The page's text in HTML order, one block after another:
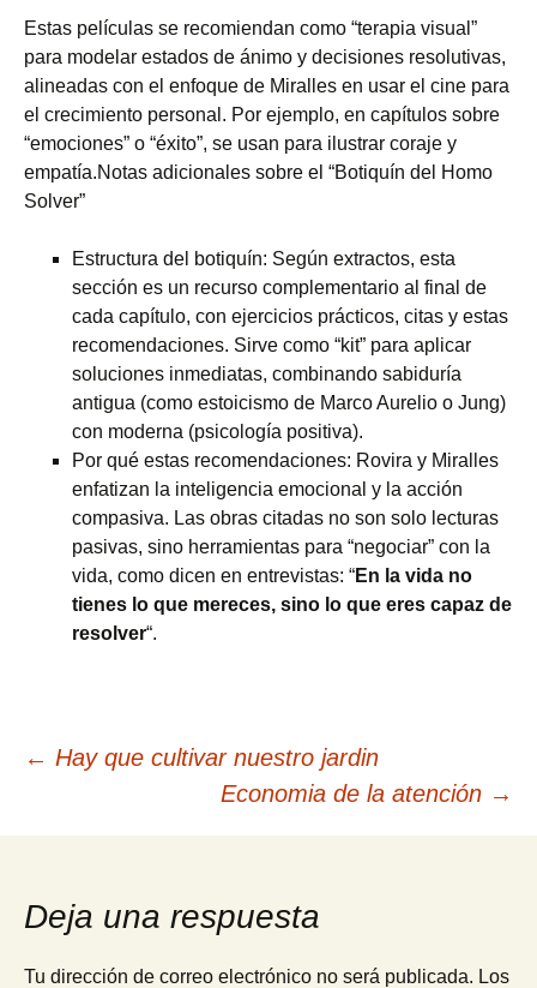
Estas películas se recomiendan como “terapia visual”
para modelar estados de ánimo y decisiones resolutivas,
alineadas con el enfoque de Miralles en usar el cine para
el crecimiento personal. Por ejemplo, en capítulos sobre
“emociones” o “éxito”, se usan para ilustrar coraje y
empatía.Notas adicionales sobre el “Botiquín del Homo
Solver”
Estructura del botiquín: Según extractos, esta
sección es un recurso complementario al final de
cada capítulo, con ejercicios prácticos, citas y estas
recomendaciones. Sirve como “kit” para aplicar
soluciones inmediatas, combinando sabiduría
antigua (como estoicismo de Marco Aurelio o Jung)
con moderna (psicología positiva).
Por qué estas recomendaciones: Rovira y Miralles
enfatizan la inteligencia emocional y la acción
compasiva. Las obras citadas no son solo lecturas
pasivas, sino herramientas para “negociar” con la
vida, como dicen en entrevistas: “En la vida no
tienes lo que mereces, sino lo que eres capaz de
resolver“.
Navegación
de
entradas
← Hay que cultivar nuestro jardin
Economia de la atención →
Deja una respuesta
Tu dirección de correo electrónico no será publicada. Los